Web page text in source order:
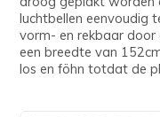
luchtbellen eenvoudig
vorm- en rekbaar door
een breedte van
los en föhn totdat de